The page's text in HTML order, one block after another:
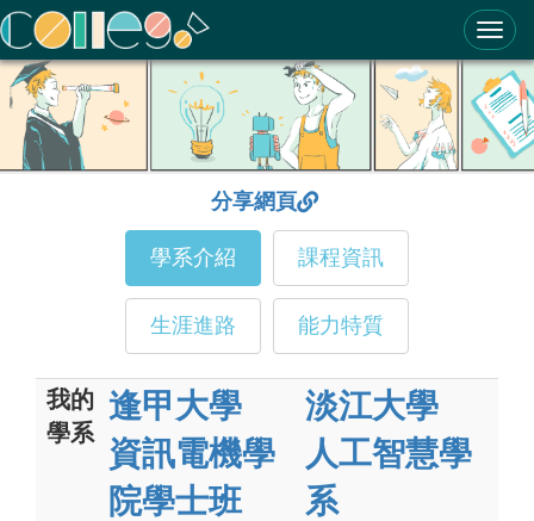
ColleGo! 大學選才與高中育才輔助系統
分享網頁
學系介紹 課程資訊
生涯進路 能力特質
我的
學系
逢甲大學
資訊電機學
院學士班
淡江大學
人工智慧學
系